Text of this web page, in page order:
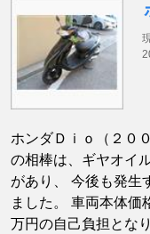
ホンダＤｉｏ（２０
の相棒は、ギヤオイ
があり、 今後も発生
ました。 車両本体価
万円の自己負担とな